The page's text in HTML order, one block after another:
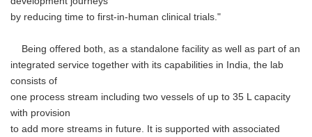
by reducing time to first-in-human clinical trials."
Being offered both, as a standalone facility as well as part of an
integrated service together with its capabilities in India, the lab
consists of
one process stream including two vessels of up to 35 L capacity
with provision
to add more streams in future. It is supported with associated